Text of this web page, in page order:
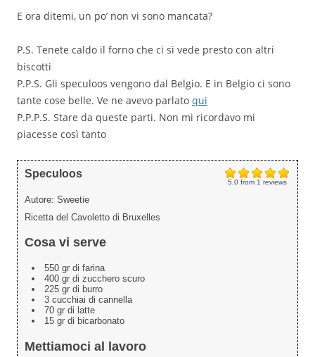
E ora ditemi, un po’ non vi sono mancata?
P.S. Tenete caldo il forno che ci si vede presto con altri
biscotti
P.P.S. Gli speculoos vengono dal Belgio. E in Belgio ci sono
tante cose belle. Ve ne avevo parlato qui
P.P.P.S. Stare da queste parti. Non mi ricordavo mi
piacesse così tanto
5.0from 1 reviews
Speculoos
Autore: Sweetie
Ricetta del Cavoletto di Bruxelles
Cosa vi serve
550 gr di farina
400 gr di zucchero scuro
225 gr di burro
3 cucchiai di cannella
70 gr di latte
15 gr di bicarbonato
Mettiamoci al lavoro